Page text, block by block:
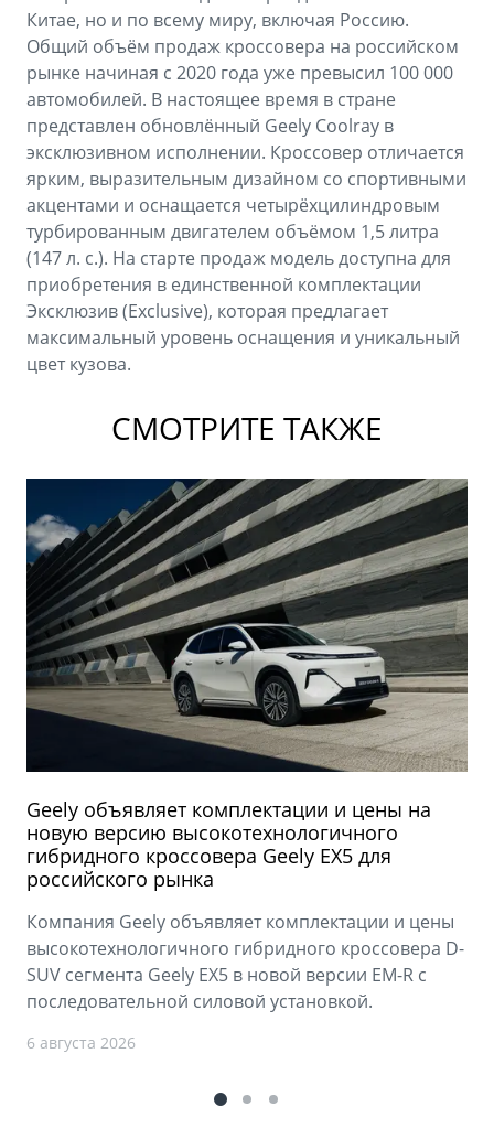
Китае, но и по всему миру, включая Россию.
Общий объём продаж кроссовера на российском
рынке начиная с 2020 года уже превысил 100 000
автомобилей. В настоящее время в стране
представлен обновлённый Geely Coolray в
эксклюзивном исполнении. Кроссовер отличается
ярким, выразительным дизайном со спортивными
акцентами и оснащается четырёхцилиндровым
турбированным двигателем объёмом 1,5 литра
(147 л. с.). На старте продаж модель доступна для
приобретения в единственной комплектации
Эксклюзив (Exclusive), которая предлагает
максимальный уровень оснащения и уникальный
цвет кузова.
СМОТРИТЕ ТАКЖЕ
Geely объявляет комплектации и цены на
новую версию высокотехнологичного
гибридного кроссовера Geely EX5 для
российского рынка
Компания Geely объявляет комплектации и цены
высокотехнологичного гибридного кроссовера D-
SUV сегмента Geely EX5 в новой версии EM-R с
последовательной силовой установкой.
6 августа 2026